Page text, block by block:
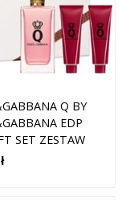
Q BY
EDP
SET ZESTAW
DLA KOBIET